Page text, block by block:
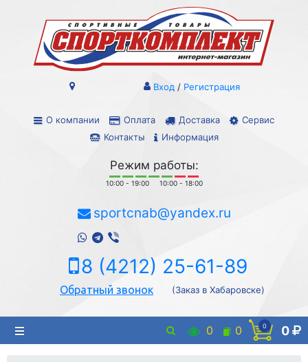
О компании Оплата Доставка
Сервис
Контакты
Информация
Вход / Регистрация
Режим работы:
10:00 - 19:00 10:00 - 18:00
sportcnab@yandex.ru
8 (4212) 25-61-89
Обратный звонок (Заказ в Хабаровске)
0 0 0 0